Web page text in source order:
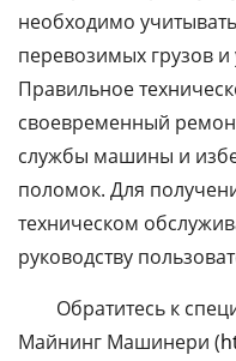
необходимо
перевозимых грузов и
Правильное
своевременный
службы машины и
поломок. Для
техническом
руководству
Обратитесь к
Майнинг Машинери (